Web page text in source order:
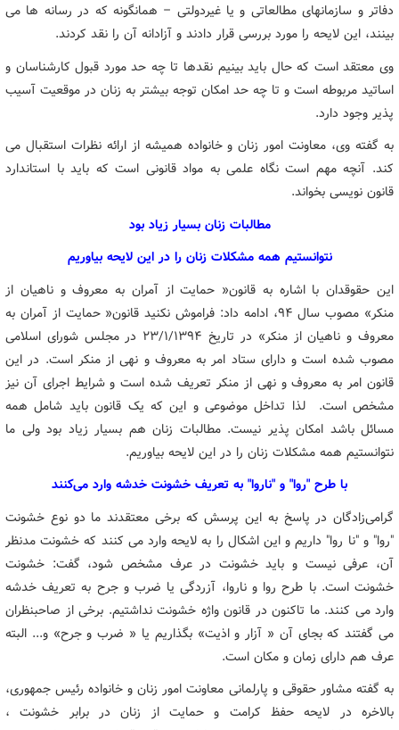
دفاتر و سازمانهای مطالعاتی و یا غیردولتی – همانگونه که در رسانه ها می
بینند، این لایحه را مورد بررسی قرار دادند و آزادانه آن را نقد کردند.
وی معتقد است که حال باید بینیم نقدها تا چه حد مورد قبول کارشناسان و
اساتید مربوطه است و تا چه حد امکان توجه بیشتر به زنان در موقعیت آسیب
پذیر وجود دارد.
به گفته وی، معاونت امور زنان و خانواده همیشه از ارائه نظرات استقبال می
کند. آنچه مهم است نگاه علمی به مواد قانونی است که باید با استاندارد
قانون نویسی بخواند.
مطالبات زنان بسیار زیاد بود
نتوانستیم همه مشکلات زنان را در این لایحه بیاوریم
این حقوقدان با اشاره به قانون« حمایت از آمران به معروف و ناهیان از
منکر» مصوب سال ۹۴، ادامه داد: فراموش نکنید قانون« حمایت از آمران به
معروف و ناهیان از منکر» در تاریخ ۲۳/۱/۱۳۹۴ در مجلس شورای اسلامی
مصوب شده است و دارای ستاد امر به معروف و نهی از منکر است. در این
قانون امر به معروف و نهی از منکر تعریف شده است و شرایط اجرای آن نیز
مشخص است. لذا تداخل موضوعی و این که یک قانون باید شامل همه
مسائل باشد امکان پذیر نیست. مطالبات زنان هم بسیار زیاد بود ولی ما
نتوانستیم همه مشکلات زنان را در این لایحه بیاوریم.
با طرح "روا" و "ناروا" به تعریف خشونت خدشه وارد می‌کنند
گرامی‌زادگان در پاسخ به این پرسش که برخی معتقدند ما دو نوع خشونت
"روا" و "نا روا" داریم و این اشکال را به لایحه وارد می کنند که خشونت‌ مدنظر
آن، عرفی نیست و باید خشونت در عرف مشخص شود، گفت: خشونت
خشونت است. با طرح روا و ناروا، آزردگی یا ضرب و جرح به تعریف خدشه
وارد می کنند. ما تاکنون در قانون واژه خشونت نداشتیم. برخی از صاحبنظران
می گفتند که بجای آن « آزار و اذیت» بگذاریم یا « ضرب و جرح» و... البته
عرف هم دارای زمان و مکان است.
به گفته مشاور حقوقی و پارلمانی معاونت امور زنان و خانواده رئیس جمهوری،
بالاخره در لایحه حفظ کرامت و حمایت از زنان در برابر خشونت ،